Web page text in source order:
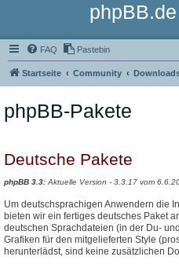
phpBB.de
FAQ Pastebin
Startseite Community
phpBB-Pakete
Deutsche Pakete
phpBB 3.3: Aktuelle Version - 3.3.17 vom
Um deutschsprachigen Anwendern die
bieten wir ein fertiges deutsches Paket
deutschen Sprachdateien (in der Du-
Grafiken für den mitgelieferten Style
herunterlädst, sind keine zusätzlichen